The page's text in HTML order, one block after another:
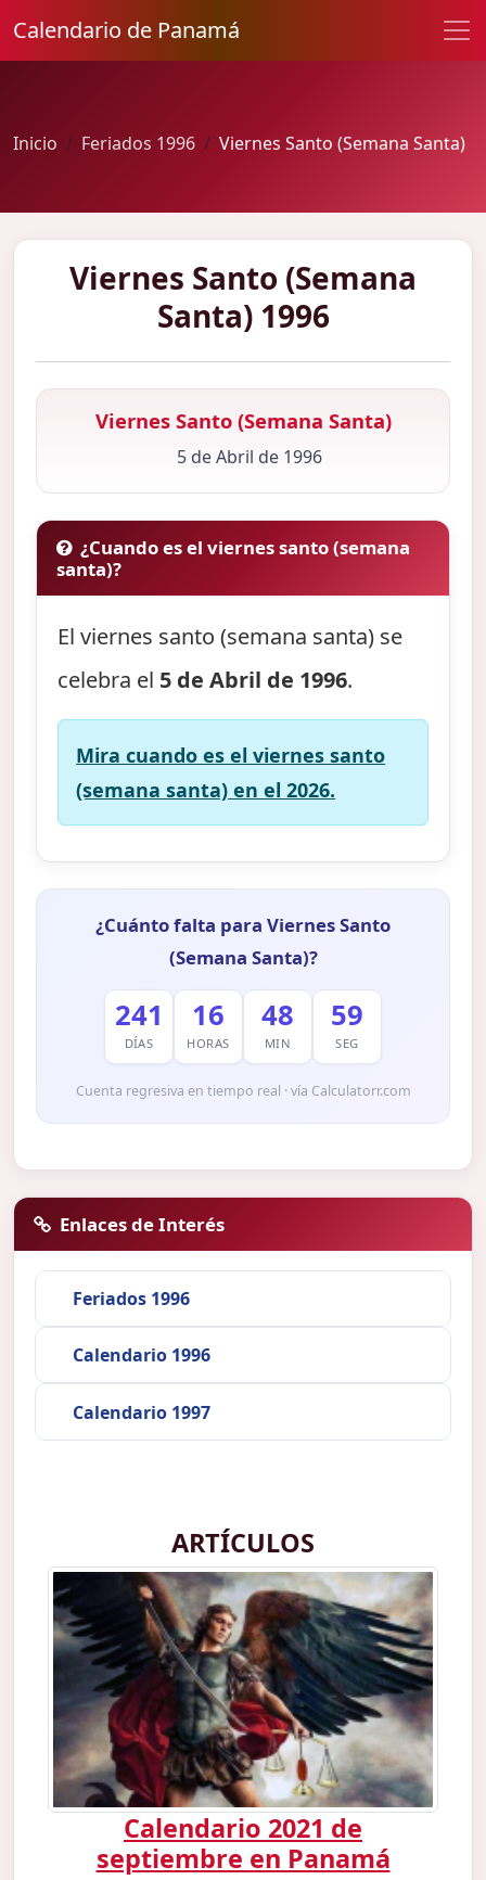
Calendario de Panamá
Inicio Feriados 1996 Viernes Santo (Semana Santa)
Viernes Santo (Semana
Santa) 1996
Viernes Santo (Semana Santa)
5 de Abril de 1996
¿Cuando es el viernes santo (semana
santa)?
El viernes santo (semana santa) se
celebra el 5 de Abril de 1996.
Mira cuando es el viernes santo
(semana santa) en el 2026.
¿Cuánto falta para Viernes Santo
(Semana Santa)?
241
DÍAS
16
HORAS
48
MIN
59
SEG
Cuenta regresiva en tiempo real · vía Calculatorr.com
Enlaces de Interés
Feriados 1996
Calendario 1996
Calendario 1997
ARTÍCULOS
Calendario 2021 de
septiembre en Panamá